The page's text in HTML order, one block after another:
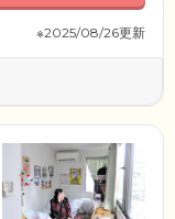
※2025/08/26更新